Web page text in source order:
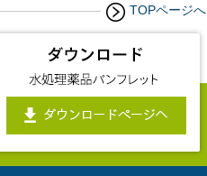
TOPページへ